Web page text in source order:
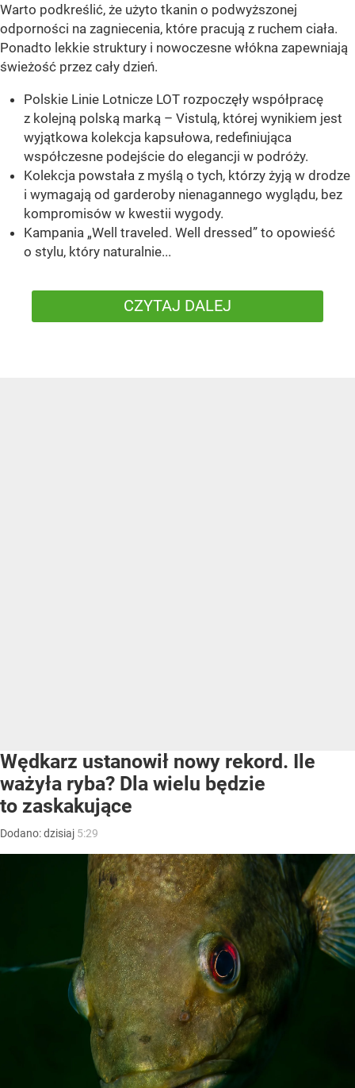
Warto podkreślić, że użyto tkanin o podwyższonej
odporności na zagniecenia, które pracują z ruchem ciała.
Ponadto lekkie struktury i nowoczesne włókna zapewniają
świeżość przez cały dzień.
Polskie Linie Lotnicze LOT rozpoczęły współpracę
z kolejną polską marką – Vistulą, której wynikiem jest
wyjątkowa kolekcja kapsułowa, redefiniująca
współczesne podejście do elegancji w podróży.
Kolekcja powstała z myślą o tych, którzy żyją w drodze
i wymagają od garderoby nienagannego wyglądu, bez
kompromisów w kwestii wygody.
Kampania „Well traveled. Well dressed” to opowieść
o stylu, który naturalnie...
CZYTAJ DALEJ
Wędkarz ustanowił nowy rekord. Ile
ważyła ryba? Dla wielu będzie
to zaskakujące
Dodano:dzisiaj 5:29